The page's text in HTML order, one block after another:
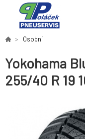
Osobní
Yokohama
255/40 R 19